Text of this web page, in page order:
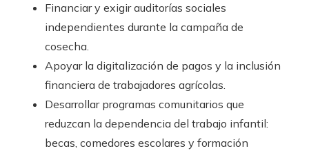
Financiar y exigir auditorías sociales
independientes durante la campaña de
cosecha.
Apoyar la digitalización de pagos y la inclusión
financiera de trabajadores agrícolas.
Desarrollar programas comunitarios que
reduzcan la dependencia del trabajo infantil:
becas, comedores escolares y formación